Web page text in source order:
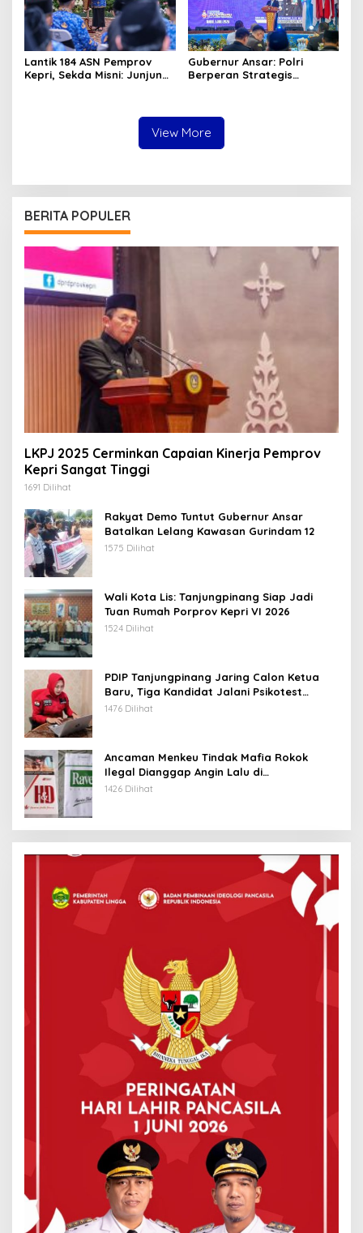
Lantik 184 ASN Pemprov
Kepri, Sekda Misni: Junjung
Gubernur Ansar: Polri
Berperan Strategis
View More
BERITA POPULER
LKPJ 2025 Cerminkan Capaian Kinerja Pemprov
Kepri Sangat Tinggi
1691 Dilihat
Rakyat Demo Tuntut Gubernur Ansar
Batalkan Lelang Kawasan Gurindam 12
1575 Dilihat
Wali Kota Lis: Tanjungpinang Siap Jadi
Tuan Rumah Porprov Kepri VI 2026
1524 Dilihat
PDIP Tanjungpinang Jaring Calon Ketua
Baru, Tiga Kandidat Jalani Psikotest
Daring
1476 Dilihat
Ancaman Menkeu Tindak Mafia Rokok
Ilegal Dianggap Angin Lalu di
Tanjungpinang
1426 Dilihat